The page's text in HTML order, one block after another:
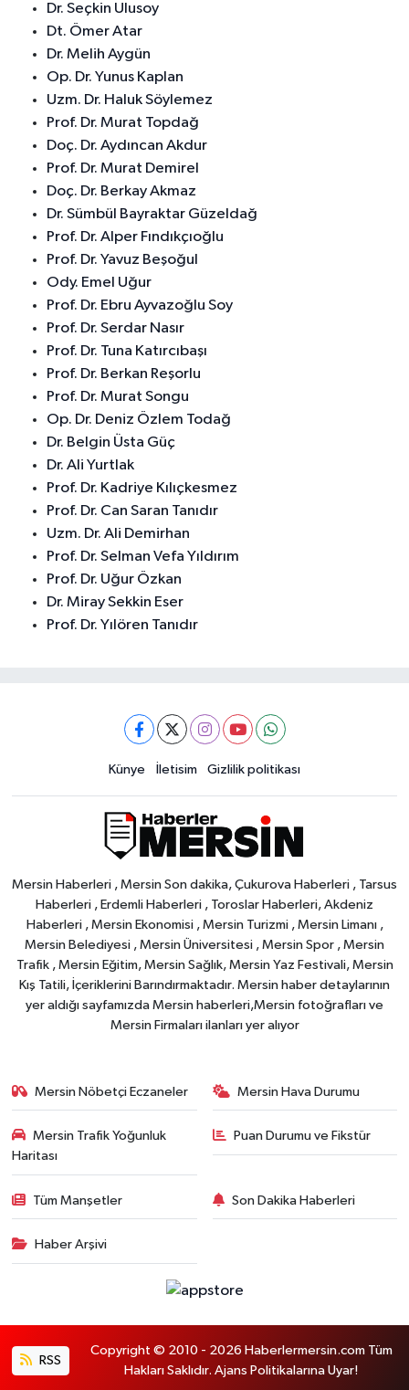
Dr. Seçkin Ulusoy
Dt. Ömer Atar
Dr. Melih Aygün
Op. Dr. Yunus Kaplan
Uzm. Dr. Haluk Söylemez
Prof. Dr. Murat Topdağ
Doç. Dr. Aydıncan Akdur
Prof. Dr. Murat Demirel
Doç. Dr. Berkay Akmaz
Dr. Sümbül Bayraktar Güzeldağ
Prof. Dr. Alper Fındıkçıoğlu
Prof. Dr. Yavuz Beşoğul
Ody. Emel Uğur
Prof. Dr. Ebru Ayvazoğlu Soy
Prof. Dr. Serdar Nasır
Prof. Dr. Tuna Katırcıbaşı
Prof. Dr. Berkan Reşorlu
Prof. Dr. Murat Songu
Op. Dr. Deniz Özlem Todağ
Dr. Belgin Üsta Güç
Dr. Ali Yurtlak
Prof. Dr. Kadriye Kılıçkesmez
Prof. Dr. Can Saran Tanıdır
Uzm. Dr. Ali Demirhan
Prof. Dr. Selman Vefa Yıldırım
Prof. Dr. Uğur Özkan
Dr. Miray Sekkin Eser
Prof. Dr. Yılören Tanıdır
Künye İletisim Gizlilik politikası
Mersin Haberleri , Mersin Son dakika, Çukurova Haberleri , Tarsus
Haberleri , Erdemli Haberleri , Toroslar Haberleri, Akdeniz
Haberleri , Mersin Ekonomisi , Mersin Turizmi , Mersin Limanı ,
Mersin Belediyesi , Mersin Üniversitesi , Mersin Spor , Mersin
Trafik , Mersin Eğitim, Mersin Sağlık, Mersin Yaz Festivali, Mersin
Kış Tatili, İçeriklerini Barındırmaktadır. Mersin haber detaylarının
yer aldığı sayfamızda Mersin haberleri,Mersin fotoğrafları ve
Mersin Firmaları ilanları yer alıyor
Mersin Nöbetçi Eczaneler Mersin Hava Durumu
Mersin Trafik Yoğunluk
Haritası
Puan Durumu ve Fikstür
Tüm Manşetler Son Dakika Haberleri
Haber Arşivi
RSS
Copyright © 2010 - 2026 Haberlermersin.com Tüm
Hakları Saklıdır. Ajans Politikalarına Uyar!